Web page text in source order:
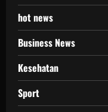
hot news
Business News
Kesehatan
Sport